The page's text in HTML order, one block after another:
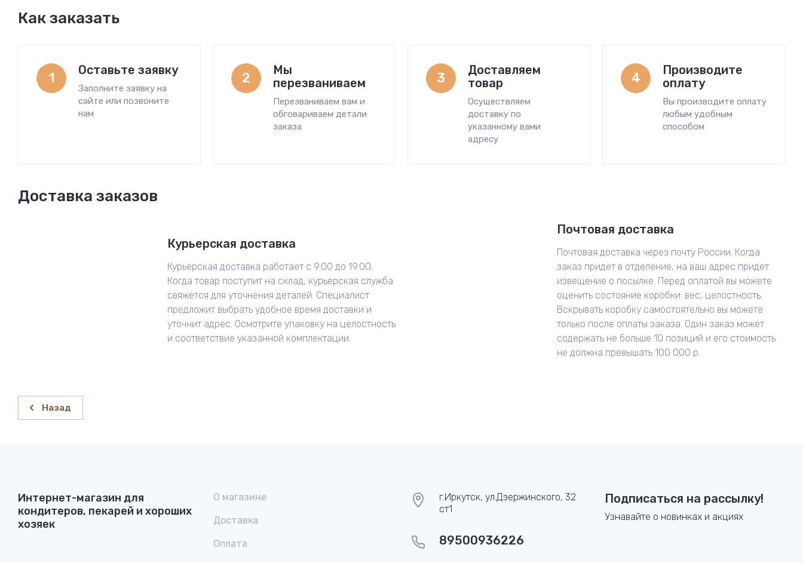
Как заказать
1 Оставьте заявку
Заполните заявку на
сайте или позвоните
нам
2
Мы
перезваниваем
Перезваниваем вам и
обговариваем детали
заказа
3
Доставляем
товар
Осуществляем
доставку по
указанному вами
адресу
4
Производите
оплату
Вы производите оплату
любым удобным
способом
Доставка заказов
Курьерская доставка
Курьерская доставка работает с 9.00 до 19.00.
Когда товар поступит на склад, курьерская служба
свяжется для уточнения деталей. Специалист
предложит выбрать удобное время доставки и
уточнит адрес. Осмотрите упаковку на целостность
и соответствие указанной комплектации.
Почтовая доставка
Почтовая доставка через почту России. Когда
заказ придет в отделение, на ваш адрес придет
извещение о посылке. Перед оплатой вы можете
оценить состояние коробки: вес, целостность.
Вскрывать коробку самостоятельно вы можете
только после оплаты заказа. Один заказ может
содержать не больше 10 позиций и его стоимость
не должна превышать 100 000 р.
Назад
Интернет-магазин для
кондитеров, пекарей и хороших
хозяек
О магазине
Доставка
Оплата
г.Иркутск, ул.Дзержинского, 32
ст1
89500936226
Подписаться на рассылку!
Узнавайте о новинках и акциях